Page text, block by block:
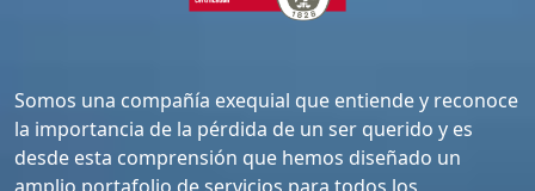
Somos una compañía exequial que entiende y reconoce
la importancia de la pérdida de un ser querido y es
desde esta comprensión que hemos diseñado un